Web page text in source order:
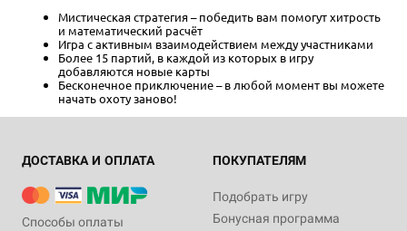
Мистическая стратегия – победить вам помогут хитрость
и математический расчёт
Игра с активным взаимодействием между участниками
Более 15 партий, в каждой из которых в игру
добавляются новые карты
Бесконечное приключение – в любой момент вы можете
начать охоту заново!
ДОСТАВКА И ОПЛАТА
Способы оплаты
ПОКУПАТЕЛЯМ
Подобрать игру
Бонусная программа